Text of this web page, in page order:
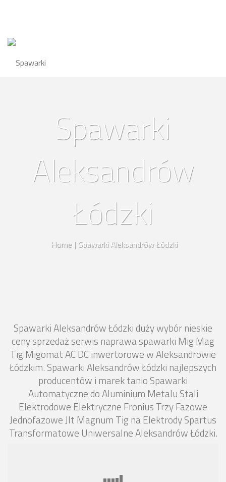
Spawarki
Aleksandrów
Łódzki
Home | Spawarki Aleksandrów Łódzki
Spawarki Aleksandrów Łódzki duży wybór nieskie
ceny sprzedaż serwis naprawa spawarki Mig Mag
Tig Migomat AC DC inwertorowe w Aleksandrowie
Łódzkim. Spawarki Aleksandrów Łódzki najlepszych
producentów i marek tanio Spawarki
Automatyczne do Aluminium Metalu Stali
Elektrodowe Elektryczne Fronius Trzy Fazowe
Jednofazowe Jlt Magnum Tig na Elektrody Spartus
Transformatowe Uniwersalne Aleksandrów Łódzki.